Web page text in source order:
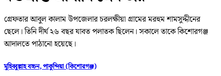
গ্রেফতার আবুল কালাম উপজেলার চরলক্ষীয়া গ্রামের মরহুম শামসুদ্দীনের
ছেলে। তিনি দীর্ঘ ২৬ বছর যাবত পলাতক ছিলেন। সকালে তাকে কিশোরগঞ্জ
আদালতে পাঠানো হয়েছে।
মুহিব্বুল্লাহ বচ্চন, পাকুন্দিয়া (কিশোরগঞ্জ)